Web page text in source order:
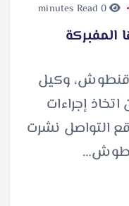
0 minutes Read
قنطوش، وكيل
إجراءات
التواصل نشرت